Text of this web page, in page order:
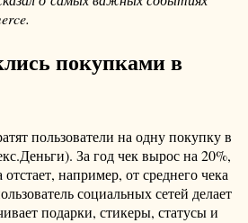
покупками в
пользователи на одну покупку в
За год чек вырос на 20%,
отстает, например, от среднего чека
социальных сетей делает
подарки, стикеры, статусы и